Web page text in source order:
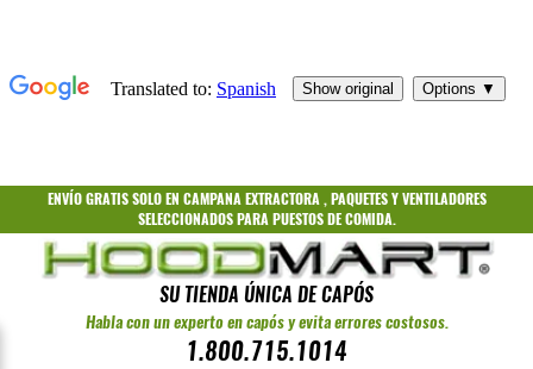
ENVÍO GRATISSOLO EN CAMPANA EXTRACTORA ,PAQUETESYVENTILADORES
SELECCIONADOS PARA PUESTOS DE COMIDA.
SU TIENDA ÚNICA DE CAPÓS
Habla con un experto en capós y evita errores costosos.
1.800.715.1014